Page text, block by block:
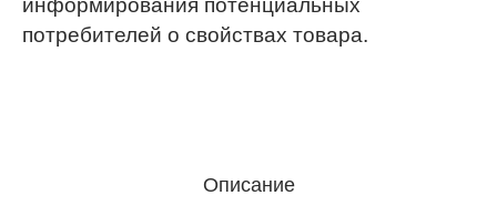
потребителей о свойствах товара.
Описание